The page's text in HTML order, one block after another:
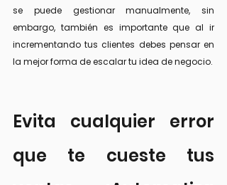
se puede gestionar manualmente, sin
embargo, también es importante que al ir
incrementando tus clientes debes pensar en
la mejor forma de escalar tu idea de negocio.
Evita cualquier error
que te cueste tus